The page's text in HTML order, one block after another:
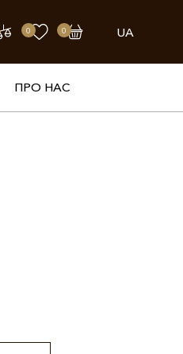
0 0 UA
ПРО НАС